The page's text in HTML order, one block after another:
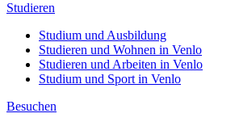
Studieren
Studium und Ausbildung
Studieren und Wohnen in Venlo
Studieren und Arbeiten in Venlo
Studium und Sport in Venlo
Besuchen